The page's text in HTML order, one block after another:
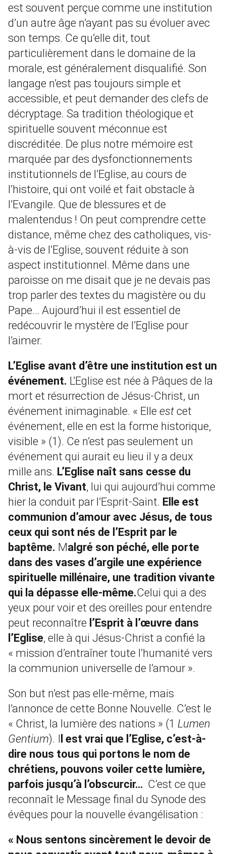
est souvent perçue comme une institution
d’un autre âge n’ayant pas su évoluer avec
son temps. Ce qu’elle dit, tout
particulièrement dans le domaine de la
morale, est généralement disqualifié. Son
langage n’est pas toujours simple et
accessible, et peut demander des clefs de
décryptage. Sa tradition théologique et
spirituelle souvent méconnue est
discréditée. De plus notre mémoire est
marquée par des dysfonctionnements
institutionnels de l’Eglise, au cours de
l’histoire, qui ont voilé et fait obstacle à
l’Evangile. Que de blessures et de
malentendus ! On peut comprendre cette
distance, même chez des catholiques, vis-
à-vis de l’Eglise, souvent réduite à son
aspect institutionnel. Même dans une
paroisse on me disait que je ne devais pas
trop parler des textes du magistère ou du
Pape… Aujourd’hui il est essentiel de
redécouvrir le mystère de l’Eglise pour
l’aimer.
L’Eglise avant d’être une institution est un
événement. L’Eglise est née à Pâques de la
mort et résurrection de Jésus-Christ, un
événement inimaginable. « Elle est cet
événement, elle en est la forme historique,
visible » (1). Ce n’est pas seulement un
événement qui aurait eu lieu il y a deux
mille ans. L’Eglise naît sans cesse du
Christ, le Vivant, lui qui aujourd’hui comme
hier la conduit par l’Esprit-Saint. Elle est
communion d’amour avec Jésus, de tous
ceux qui sont nés de l’Esprit par le
baptême. Malgré son péché, elle porte
dans des vases d’argile une expérience
spirituelle millénaire, une tradition vivante
qui la dépasse elle-même.Celui qui a des
yeux pour voir et des oreilles pour entendre
peut reconnaître l’Esprit à l’œuvre dans
l’Eglise, elle à qui Jésus-Christ a confié la
« mission d’entraîner toute l’humanité vers
la communion universelle de l’amour ».
Son but n’est pas elle-même, mais
l’annonce de cette Bonne Nouvelle. C’est le
« Christ, la lumière des nations » (1 Lumen
Gentium). I l est vrai que l’Eglise, c’est-à-
dire nous tous qui portons le nom de
chrétiens, pouvons voiler cette lumière,
parfois jusqu’à l’obscurcir… C’est ce que
reconnaît le Message final du Synode des
évêques pour la nouvelle évangélisation :
« Nous sentons sincèrement le devoir de